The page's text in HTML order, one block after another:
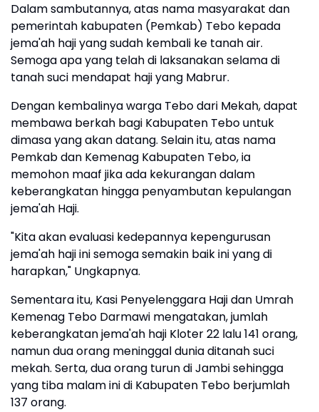
Dalam sambutannya, atas nama masyarakat dan
pemerintah kabupaten (Pemkab) Tebo kepada
jema'ah haji yang sudah kembali ke tanah air.
Semoga apa yang telah di laksanakan selama di
tanah suci mendapat haji yang Mabrur.
Dengan kembalinya warga Tebo dari Mekah, dapat
membawa berkah bagi Kabupaten Tebo untuk
dimasa yang akan datang. Selain itu, atas nama
Pemkab dan Kemenag Kabupaten Tebo, ia
memohon maaf jika ada kekurangan dalam
keberangkatan hingga penyambutan kepulangan
jema'ah Haji.
"Kita akan evaluasi kedepannya kepengurusan
jema'ah haji ini semoga semakin baik ini yang di
harapkan," Ungkapnya.
Sementara itu, Kasi Penyelenggara Haji dan Umrah
Kemenag Tebo Darmawi mengatakan, jumlah
keberangkatan jema'ah haji Kloter 22 lalu 141 orang,
namun dua orang meninggal dunia ditanah suci
mekah. Serta, dua orang turun di Jambi sehingga
yang tiba malam ini di Kabupaten Tebo berjumlah
137 orang.